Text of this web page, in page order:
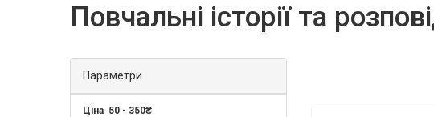
Повчальні історії та
Параметри
Ціна 50 - 350₴